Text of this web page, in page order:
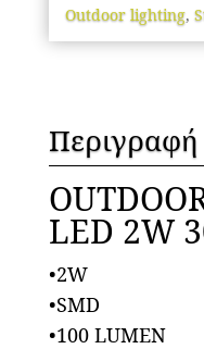
Outdoor lighting,
LED 2W
•2W
•SMD
•100 LUMEN